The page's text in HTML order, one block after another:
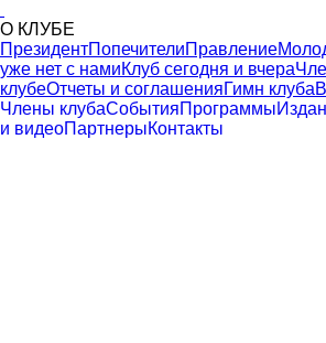
О КЛУБЕ
ПрезидентПопечителиПравление
уже нет с намиКлуб сегодня и вчера
клубеОтчеты и соглашенияГимн клуба
Члены клубаСобытияПрограммы
и видеоПартнерыКонтакты